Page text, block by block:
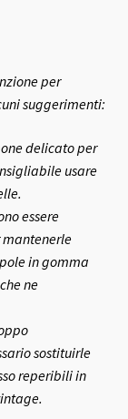
per
suggerimenti:
delicato per
usare
essere
in gomma
ne
sostituirle
reperibili in